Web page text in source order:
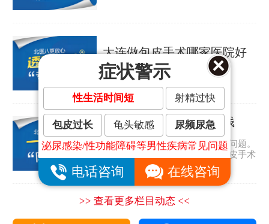
大连做包皮手术哪家医院好
大连做包皮手术哪家医院好
大连割包皮手术要多少钱
包皮过长是许多男人都会遇到的问题。
那包皮怎么会太长呢？大连割包皮手术
要多少钱？...
>> 查看更多栏目动态 <<
症状警示
性生活时间短 射精过快
包皮过长 龟头敏感
尿频尿急
泌尿感染/性功能障碍等男性疾病常见问题
电话咨询 在线咨询